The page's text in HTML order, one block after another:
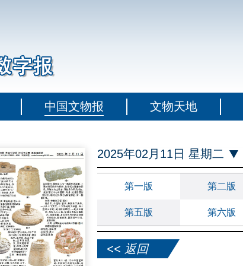
中国文物报 文物天地
2025年02月11日 星期二
第一版 第二版
第五版 第六版
<< 返回